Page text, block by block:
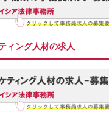
ィング人材の求人